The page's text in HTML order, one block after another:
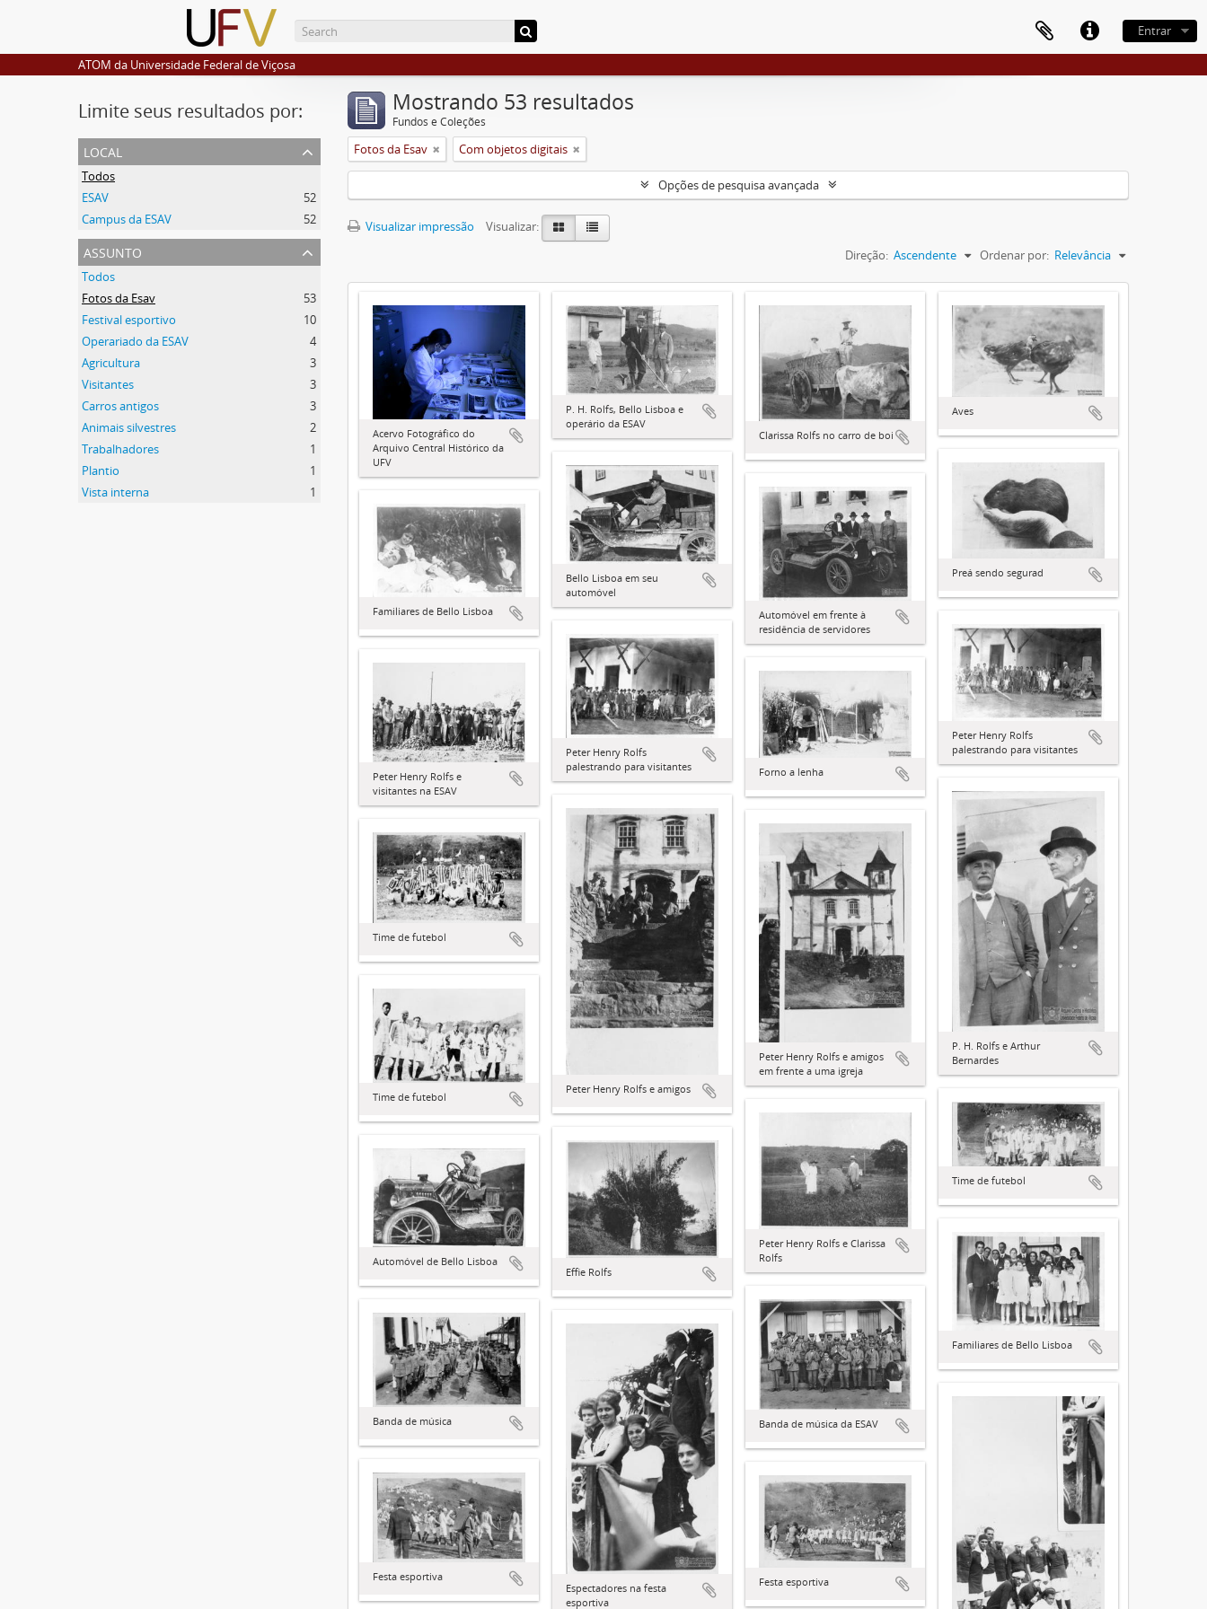
Entrar
ATOM da Universidade Federal de Viçosa
Limite seus resultados por:
local
Todos
ESAV
52
Campus da ESAV
52
assunto
Todos
Fotos da Esav
53
Festival esportivo
10
Operariado da ESAV
4
Agricultura
3
Visitantes
3
Carros antigos
3
Animais silvestres
2
Trabalhadores
1
Plantio
1
Vista interna
1
Mostrando 53 resultados
Fundos e Coleções
Fotos da Esav Com objetos digitais
Opções de pesquisa avançada
Visualizar impressão
Visualizar:
Ordenar por: Relevância
Direção: Ascendente
Acervo Fotográfico do
Arquivo Central Histórico da
UFV
P. H. Rolfs, Bello Lisboa e
operário da ESAV
Clarissa Rolfs no carro de boi
Aves
Preá sendo segurad
Bello Lisboa em seu
automóvel
Automóvel em frente à
residência de servidores
Familiares de Bello Lisboa
Peter Henry Rolfs
palestrando para visitantes
Peter Henry Rolfs
palestrando para visitantes
Peter Henry Rolfs e
visitantes na ESAV
Forno a lenha
P. H. Rolfs e Arthur
Bernardes
Peter Henry Rolfs e amigos
Peter Henry Rolfs e amigos
em frente a uma igreja
Time de futebol
Time de futebol
Time de futebol
Peter Henry Rolfs e Clarissa
Rolfs
Effie Rolfs
Automóvel de Bello Lisboa
Familiares de Bello Lisboa
Banda de música da ESAV
Banda de música
Espectadores na festa
esportiva
Festa esportiva Festa esportiva